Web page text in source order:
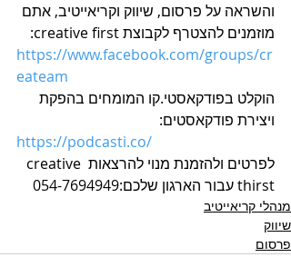
והשראה על פרסום, שיווק וקריאייטיב, אתם
מוזמנים להצטרף לקבוצת creative first:
https://www.facebook.com/groups/cr
eateam
הוקלט בפודקאסטי.קו המומחים בהפקת
ויצירת פודקאסטים:
https://podcasti.co/
לפרטים ולהזמנת מנוי להרצאות creative
thirst עבור הארגון שלכם:054-7694949
מנהלי קריאייטיב
שיווק
פרסום